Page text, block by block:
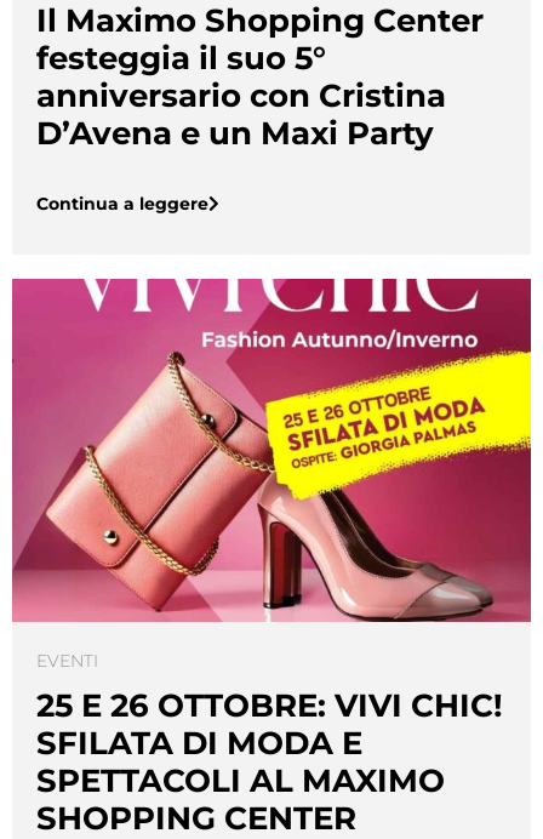
Il Maximo Shopping Center
festeggia il suo 5°
anniversario con Cristina
D’Avena e un Maxi Party
Continua a leggere
EVENTI
25 E 26 OTTOBRE: VIVI CHIC!
SFILATA DI MODA E
SPETTACOLI AL MAXIMO
SHOPPING CENTER